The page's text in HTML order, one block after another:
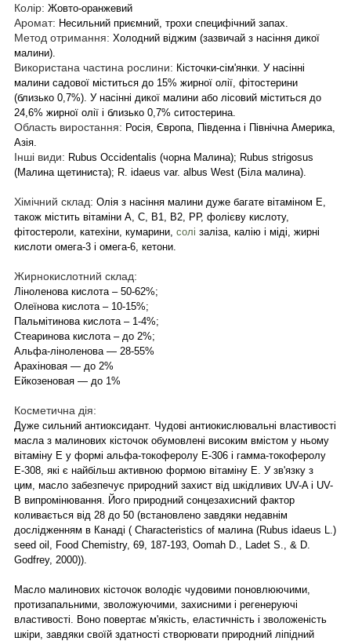
Колір: Жовто-оранжевий
Аромат: Несильний приємний, трохи специфічний запах.
Метод отримання: Холодний віджим (зазвичай з насіння дикої
малини).
Використана частина рослини: Кісточки-сім'янки. У насінні
малини садової міститься до 15% жирної олії, фітостерини
(близько 0,7%). У насінні дикої малини або лісовий міститься до
24,6% жирної олії і близько 0,7% ситостерина.
Область виростання: Росія, Європа, Південна і Північна Америка,
Азія.
Інші види: Rubus Occidentalis (чорна Малина); Rubus strigosus
(Малина щетиниста); R. idaeus var. albus West (Біла малина).
Хімічний склад: Олія з насіння малини дуже багате вітаміном Е,
також містить вітаміни А, С, B1, B2, РР, фолієву кислоту,
фітостероли, катехіни, кумарини, солі заліза, калію і міді, жирні
кислоти омега-3 і омега-6, кетони.
Жирнокислотний склад:
Ліноленова кислота – 50-62%;
Олеїнова кислота – 10-15%;
Пальмітинова кислота – 1-4%;
Стеаринова кислота – до 2%;
Альфа-ліноленова ― 28-55%
Арахіновая ― до 2%
Ейкозеновая ― до 1%
Косметична дія:
Дуже сильний антиоксидант. Чудові антиокислювальні властивості
масла з малинових кісточок обумовлені високим вмістом у ньому
вітаміну Е у формі альфа-токоферолу Е-306 і гамма-токоферолу
Е-308, які є найбільш активною формою вітаміну Е. У зв'язку з
цим, масло забезпечує природний захист від шкідливих UV-A і UV-
B випромінювання. Його природний сонцезахисний фактор
коливається від 28 до 50 (встановлено завдяки недавнім
дослідженням в Канаді ( Characteristics of малина (Rubus idaeus L.)
seed oil, Food Chemistry, 69, 187-193, Oomah D., Ladet S., & D.
Godfrey, 2000)).
Масло малинових кісточок володіє чудовими поновлюючими,
протизапальними, зволожуючими, захисними і регенеруючі
властивості. Воно повертає м'якість, еластичність і зволоженість
шкіри, завдяки своїй здатності створювати природний ліпідний